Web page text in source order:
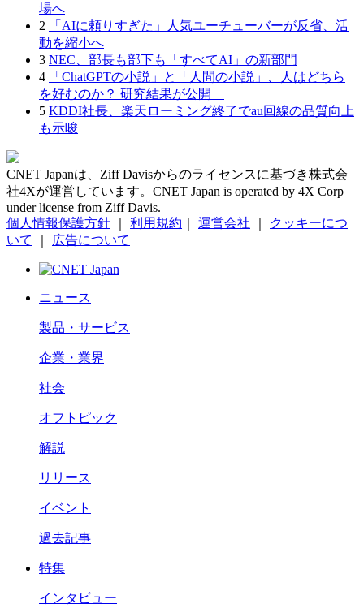
場へ
2
「AIに頼りすぎた」人気ユーチューバーが反省、活
動を縮小へ
3 NEC、部長も部下も「すべてAI」の新部門
4
「ChatGPTの小説」と「人間の小説」、人はどちら
を好むのか？ 研究結果が公開
5 KDDI社長、楽天ローミング終了でau回線の品質向上
も示唆
CNET Japanは、Ziff Davisからのライセンスに基づき株式会
社4Xが運営しています。CNET Japan is operated by 4X Corp
under license from Ziff Davis.
個人情報保護方針
利用規約 運営会社
クッキーにつ
いて
広告について
ニュース
製品・サービス
企業・業界
社会
オフトピック
解説
リリース
イベント
過去記事
特集
インタビュー